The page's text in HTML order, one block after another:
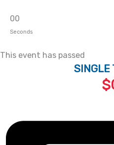
00
Seconds
This event has passed
SINGLE